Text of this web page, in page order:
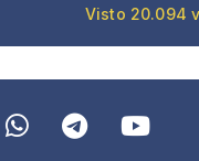
Visto 20.094